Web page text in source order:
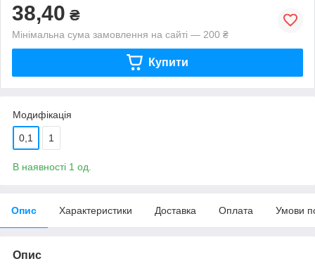
38,40 ₴
Мінімальна сума замовлення на сайті — 200 ₴
Купити
Модифікація
0,1 1
В наявності 1 од.
Опис Характеристики Доставка Оплата Умови
Опис